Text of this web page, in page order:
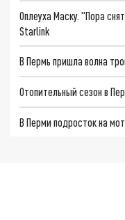
Оплеуха Маску. "Пора
Starlink
В Пермь пришла волна
Отопительный сезон в
В Перми подросток на